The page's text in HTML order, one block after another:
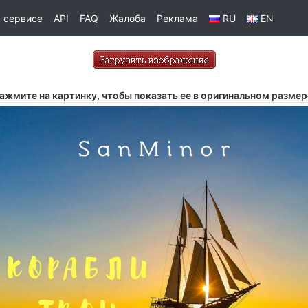
API FAQ Жалоба Реклама RU EN
на картинку, чтобы показать ее в оригинальном